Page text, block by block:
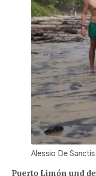
Alessio De
Puerto Limón und